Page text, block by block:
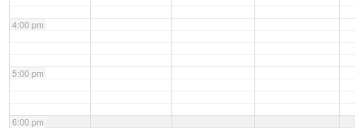
4:00 pm
5:00 pm
6:00 pm